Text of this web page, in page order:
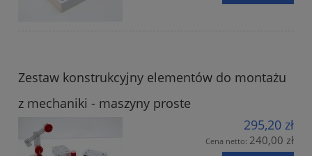
Zestaw konstrukcyjny elementów do montażu
z mechaniki - maszyny proste
295,20 zł
Cena netto: 240,00 zł